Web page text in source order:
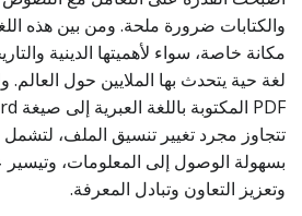
والكتابات ضرورة ملحة. ومن بين هذه
مكانة خاصة، سواء لأهميتها الدينية
لغة حية يتحدث بها الملايين حول
تتجاوز مجرد تغيير تنسيق الملف،
بسهولة الوصول إلى المعلومات، وتيسير
وتعزيز التعاون وتبادل المعرفة.